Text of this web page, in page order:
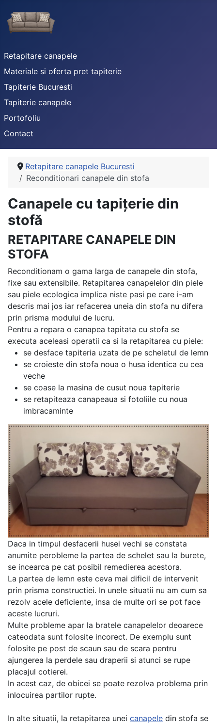
Retapitare canapele
Materiale si oferta pret tapiterie
Tapiterie Bucuresti
Tapiterie canapele
Portofoliu
Contact
Retapitare canapele Bucuresti
Reconditionari canapele din stofa
Canapele cu tapițerie din
stofă
RETAPITARE CANAPELE DIN
STOFA
Reconditionam o gama larga de canapele din stofa,
fixe sau extensibile. Retapitarea canapelelor din piele
sau piele ecologica implica niste pasi pe care i-am
descris mai jos iar refacerea uneia din stofa nu difera
prin prisma modului de lucru.
Pentru a repara o canapea tapitata cu stofa se
executa aceleasi operatii ca si la retapitarea cu piele:
se desface tapiteria uzata de pe scheletul de lemn
se croieste din stofa noua o husa identica cu cea
veche
se coase la masina de cusut noua tapiterie
se retapiteaza canapeaua si fotoliile cu noua
imbracaminte
Daca in timpul desfacerii husei vechi se constata
anumite perobleme la partea de schelet sau la burete,
se incearca pe cat posibil remedierea acestora.
La partea de lemn este ceva mai dificil de intervenit
prin prisma constructiei. In unele situatii nu am cum sa
rezolv acele deficiente, insa de multe ori se pot face
aceste lucruri.
Multe probleme apar la bratele canapelelor deoarece
cateodata sunt folosite incorect. De exemplu sunt
folosite pe post de scaun sau de scara pentru
ajungerea la perdele sau draperii si atunci se rupe
placajul cotierei.
In acest caz, de obicei se poate rezolva problema prin
inlocuirea partilor rupte.
In alte situatii, la retapitarea unei canapele din stofa se